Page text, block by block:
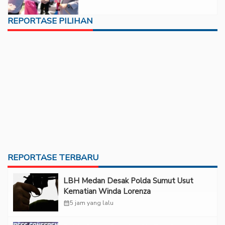
REPORTASE PILIHAN
REPORTASE TERBARU
LBH Medan Desak Polda Sumut Usut
Kematian Winda Lorenza
calendar_month5 jam yang lalu